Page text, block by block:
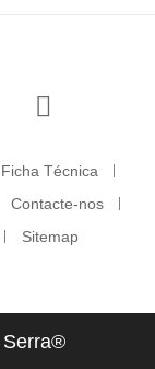
Ficha Técnica
Contacte-nos
Sitemap
Serra®